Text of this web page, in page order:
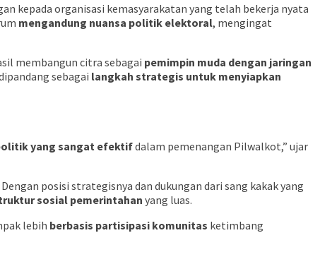
kepada organisasi kemasyarakatan yang telah bekerja nyata
mengandung nuansa politik elektoral, mengingat
membangun citra sebagai pemimpin muda dengan jaringan
sebagai langkah strategis untuk menyiapkan
yang sangat efektifdalam pemenangan Pilwalkot,” ujar
posisi strategisnya dan dukungan dari sang kakak yang
sosial pemerintahan yang luas.
lebih berbasis partisipasi komunitas ketimbang